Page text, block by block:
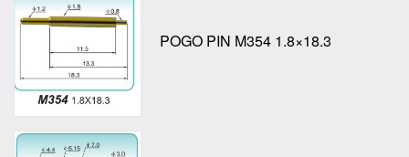
POGO PIN M354 1.8×18.3